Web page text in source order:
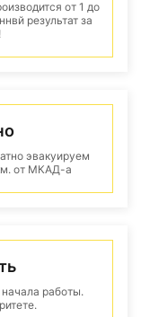
от 1 до
результат за
эвакуируем
от МКАД-а
работы.